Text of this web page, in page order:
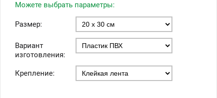
Можете выбрать параметры:
Размер:
Вариант
изготовления:
Крепление: